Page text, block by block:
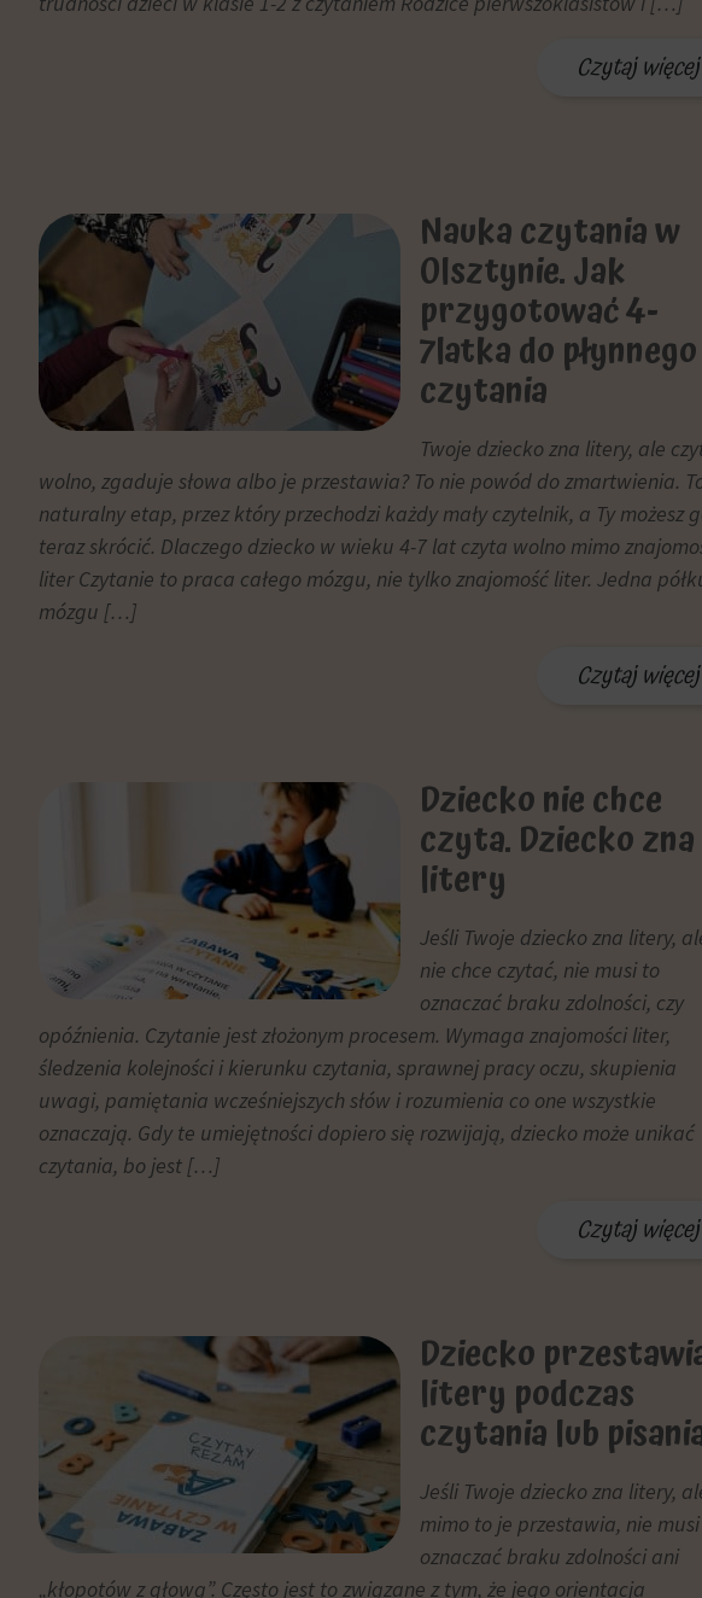
Czytaj więcej
Nauka czytania w
Olsztynie. Jak
przygotować 4-
7latka do płynnego
czytania
Twoje dziecko zna litery, ale
wolno, zgaduje słowa albo je przestawia? To nie powód do zmartwienia.
naturalny etap, przez który przechodzi każdy mały czytelnik, a Ty możesz
teraz skrócić. Dlaczego dziecko w wieku 4-7 lat czyta wolno mimo
liter Czytanie to praca całego mózgu, nie tylko znajomość liter. Jedna
mózgu […]
Czytaj więcej
Dziecko nie chce
czyta. Dziecko zna
litery
Jeśli Twoje dziecko zna litery,
nie chce czytać, nie musi to
oznaczać braku zdolności, czy
opóźnienia. Czytanie jest złożonym procesem. Wymaga znajomości liter,
śledzenia kolejności i kierunku czytania, sprawnej pracy oczu, skupienia
uwagi, pamiętania wcześniejszych słów i rozumienia co one wszystkie
oznaczają. Gdy te umiejętności dopiero się rozwijają, dziecko może unikać
czytania, bo jest […]
Czytaj więcej
Dziecko
litery podczas
czytania lub
Jeśli Twoje dziecko zna litery,
mimo to je przestawia, nie
oznaczać braku zdolności ani
„kłopotów z głową”. Często jest to związane z tym, że jego orientacja
celach
analitycznych
(np.
Analytics).
Przechowywanie
reklam
Zarządza
tym,
czy
dane
związane
śledzenia)
mogą
być
przechowywane
i
przetwarzane
na
potrzeby
usług
reklamowych.
Personalizacja
reklam
reklamy
na
podstawie
zachowań
preferencji
użytkownika,
wykorzystując
w
internetowe
lub
działań.
Istnieją
w
tym
ciasteczka
(tymczasowe)
i
trwałe
(długoterminowe).
ale
mogą
również
śledzić
zachowanie
online.
Zgoda
odnosi
się
do
zgody,
którą
witryny
ciasteczek
gromadzących
osobowe.
Przepisy
takie
jak
GDPR
wymagają,